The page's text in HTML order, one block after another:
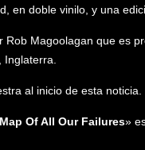
en doble vinilo, y una
Rob Magoolagan que es
Inglaterra.
al inicio de esta noticia.
Of All Our Failures»